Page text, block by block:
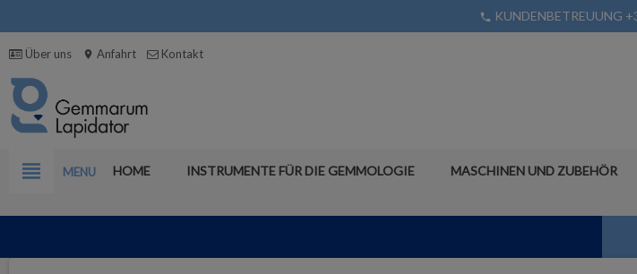
phone KUNDENBETREUUNG
Über uns location_on Anfahrt Kontakt
view_headline MENU HOME INSTRUMENTE FÜR DIE GEMMOLOGIE MASCHINEN UND ZUBEHÖR